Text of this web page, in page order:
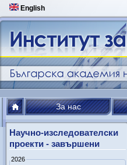
English
За нас
Научно-изследователски
проекти - завършени
2026